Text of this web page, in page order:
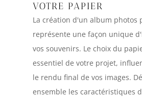
VOTRE PAPIER
La création d'un album photos
représente une façon unique
vos souvenirs. Le choix du
essentiel de votre projet,
le rendu final de vos images.
ensemble les caractéristiques